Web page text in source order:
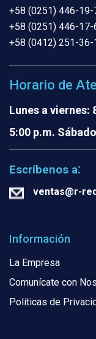
+58 (0251) 446-19-
+58 (0251) 446-17-
+58 (0412) 251-36-
Horario de
Lunes a viernes:
5:00 p.m.
Escríbenos a:
ventas@r-
Información
La Empresa
Comunícate con
Políticas de